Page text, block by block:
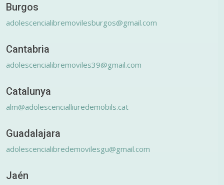
Burgos
adolescencialibremovilesburgos@gmail.com
Cantabria
adolescencialibremoviles39@gmail.com
Catalunya
alm@adolescencialliuredemobils.cat
Guadalajara
adolescencialibredemovilesgu@gmail.com
Jaén